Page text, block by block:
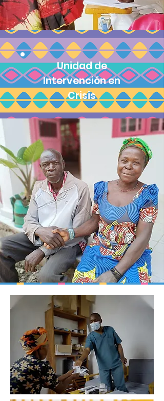
Unidad de
Intervención en
Crisis
Investigación